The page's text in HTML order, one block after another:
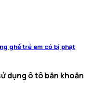
ghế trẻ em có bị phạt
dụng ô tô băn khoăn